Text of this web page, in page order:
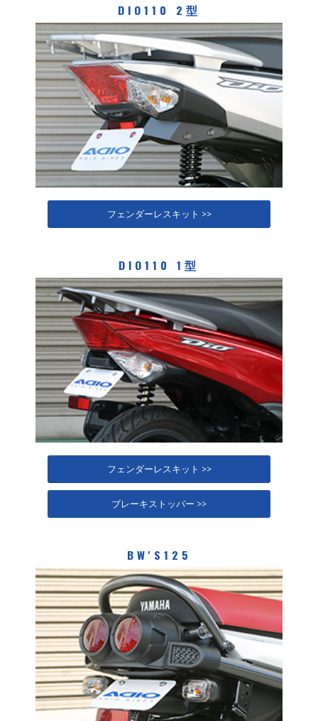
DIO110 2型
フェンダーレスキット >>
DIO110 1型
フェンダーレスキット >>
ブレーキストッパー >>
BW'S125